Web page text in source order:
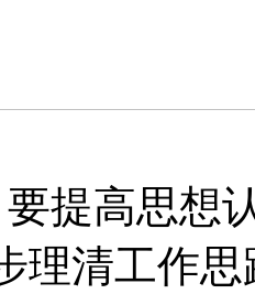
提高思想
理清工作